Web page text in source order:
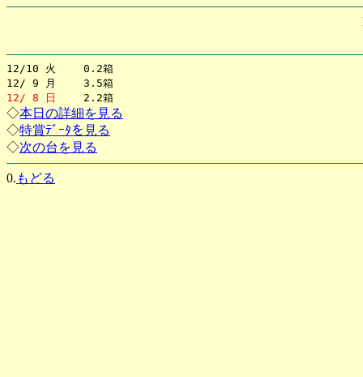
12/10 火 0.2箱
12/ 9 月 3.5箱
12/ 8 日
2.2箱
◇本日の詳細を見る
◇特賞ﾃﾞｰﾀを見る
◇次の台を見る
0. もどる